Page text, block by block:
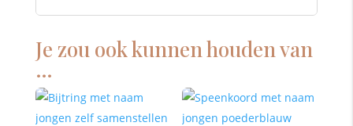
Je zou ook kunnen houden van
…